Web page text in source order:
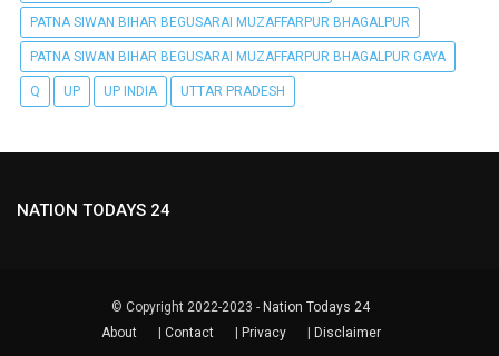
PATNA SIWAN BIHAR BEGUSARAI MUZAFFARPUR BHAGALPUR
PATNA SIWAN BIHAR BEGUSARAI MUZAFFARPUR BHAGALPUR GAYA
Q UP UP INDIA UTTAR PRADESH
NATION TODAYS 24
© Copyright 2022-2023 - Nation Todays 24
About
Contact Privacy Disclaimer